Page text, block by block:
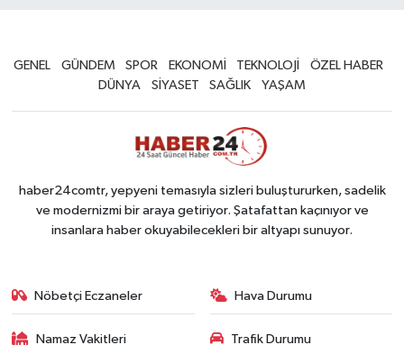
GENEL GÜNDEM SPOR EKONOMİ TEKNOLOJİ
ÖZEL HABER
DÜNYA
SİYASET SAĞLIK YAŞAM
haber24comtr, yepyeni temasıyla sizleri buluştururken, sadelik
ve modernizmi bir araya getiriyor. Şatafattan kaçınıyor ve
insanlara haber okuyabilecekleri bir altyapı sunuyor.
Nöbetçi Eczaneler Hava Durumu
Namaz Vakitleri Trafik Durumu